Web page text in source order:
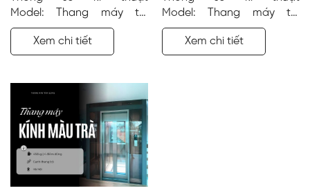
Model: Thang máy tải
hàng Số tầng: 3 điểm dừng
Tải trọng: 1000 kg Công
trình: Văn phòng Địa điểm:
Xem chi tiết
Model: Thang máy tải
khách Số tầng: 5 điểm
dừng Tải trọng: 1000 kg
Công trình: Văn phòng Địa
Xem chi tiết